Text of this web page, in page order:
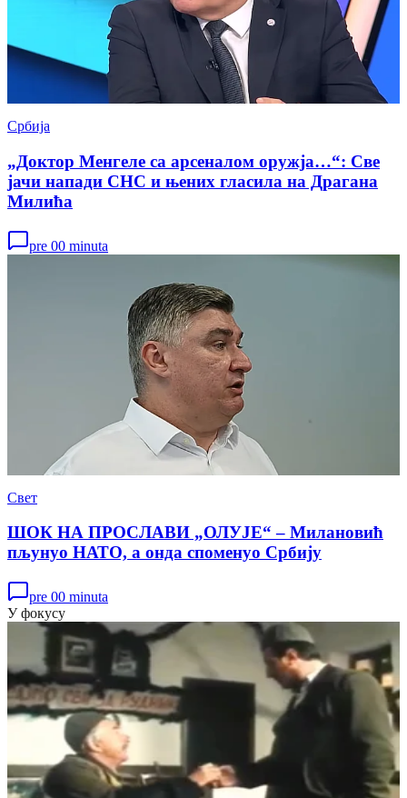
Србија
„Доктор Менгеле са арсеналом оружја…“: Све
јачи напади СНС и њених гласила на Драгана
Милића
pre 00 minuta
Свет
ШОК НА ПРОСЛАВИ „ОЛУЈЕ“ – Милановић
пљунуо НАТО, а онда споменуо Србију
pre 00 minuta
У фокусу